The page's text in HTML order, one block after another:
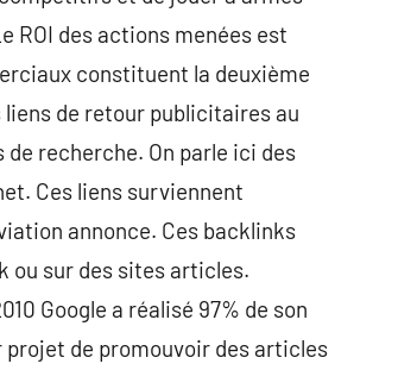
ROI des actions menées est
constituent la deuxième
de retour publicitaires au
recherche. On parle ici des
Ces liens surviennent
annonce. Ces backlinks
ou sur des sites articles.
Google a réalisé 97% de son
projet de promouvoir des articles